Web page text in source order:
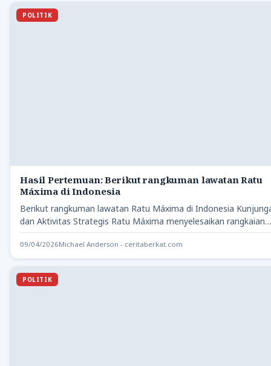
POLITIK
Hasil Pertemuan: Berikut rangkuman lawatan Ratu
Máxima di Indonesia
Berikut rangkuman lawatan Ratu Máxima di Indonesia
dan Aktivitas Strategis Ratu Máxima menyelesaikan rangkaian
kunjungannya ke Indonesia…
09/04/2026Michael Anderson - ceritaberkat.com
POLITIK